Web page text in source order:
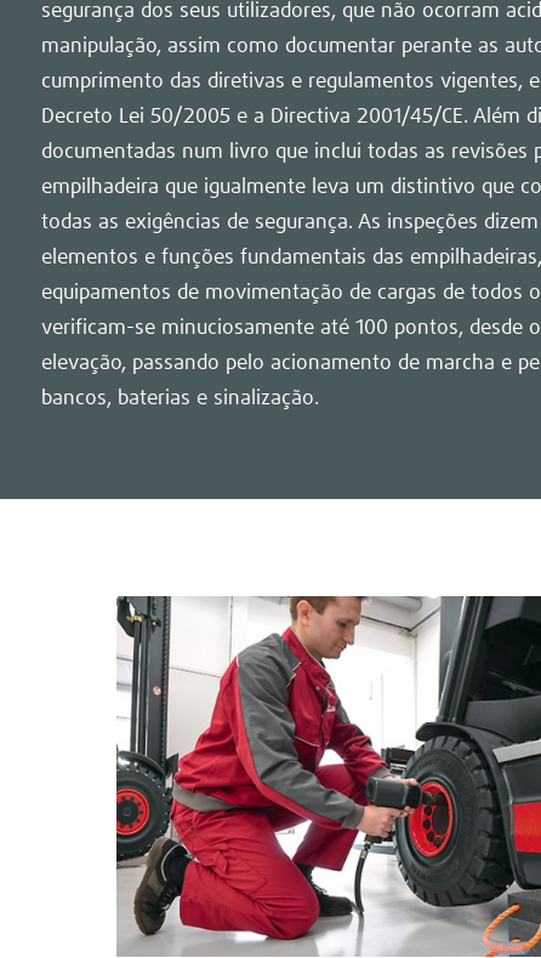
segurança dos seus utilizadores, que não ocorram
manipulação, assim como documentar perante as
cumprimento das diretivas e regulamentos vigentes,
Decreto Lei 50/2005 e a Directiva 2001/45/CE. Além
documentadas num livro que inclui todas as revisões
empilhadeira que igualmente leva um distintivo que
todas as exigências de segurança. As inspeções
elementos e funções fundamentais das
equipamentos de movimentação de cargas de todos
verificam-se minuciosamente até 100 pontos, desde
elevação, passando pelo acionamento de marcha e
bancos, baterias e sinalização.